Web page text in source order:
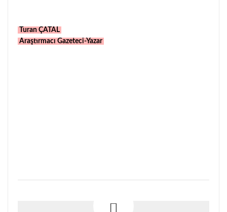
Turan ÇATAL
Araştırmacı Gazeteci-Yazar